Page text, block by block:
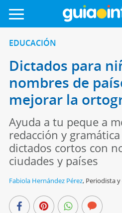
EDUCACIÓN
Dictados para
nombres de
mejorar la
Ayuda a tu peque a
redacción y
dictados cortos con
ciudades y países
Fabiola Hernández Pérez, Periodista